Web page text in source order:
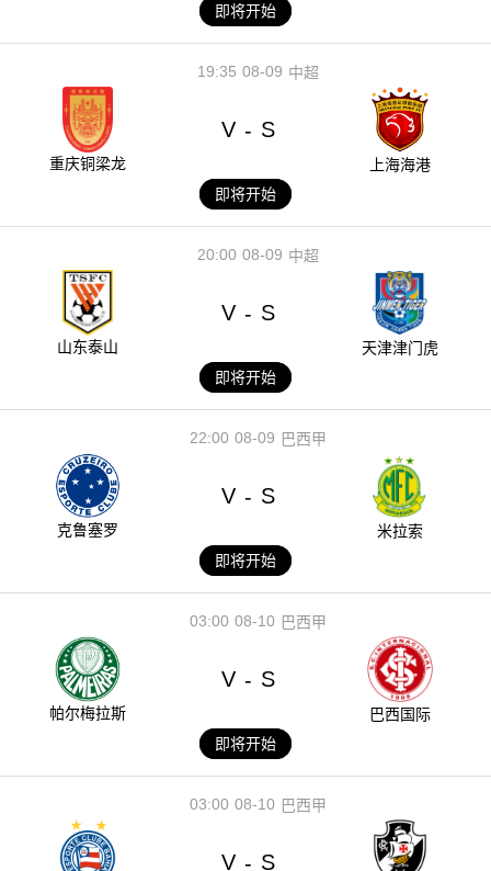
即将开始
08-09
19:35 中超
重庆铜梁龙
V - S
上海海港
即将开始
08-09
20:00 中超
山东泰山
V - S
天津津门虎
即将开始
08-09
22:00 巴西甲
克鲁塞罗
V - S
米拉索
即将开始
08-10
03:00 巴西甲
帕尔梅拉斯
V - S
巴西国际
即将开始
08-10
03:00 巴西甲
V - S